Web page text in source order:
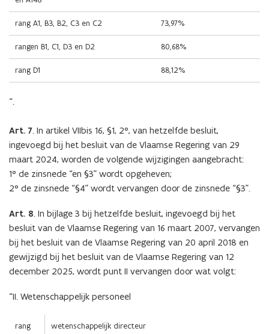
rang A1, B3, B2, C3 en C2 73,97%
rangen B1, C1, D3 en D2 80,68%
rang D1 88,12%
“.
Art. 7. In artikel VIIbis 16, §1, 2°, van hetzelfde besluit,
ingevoegd bij het besluit van de Vlaamse Regering van 29
maart 2024, worden de volgende wijzigingen aangebracht:
1° de zinsnede “en §3” wordt opgeheven;
2° de zinsnede “§4” wordt vervangen door de zinsnede “§3”.
Art. 8. In bijlage 3 bij hetzelfde besluit, ingevoegd bij het
besluit van de Vlaamse Regering van 16 maart 2007, vervangen
bij het besluit van de Vlaamse Regering van 20 april 2018 en
gewijzigd bij het besluit van de Vlaamse Regering van 12
december 2025, wordt punt II vervangen door wat volgt:
“II. Wetenschappelijk personeel
rang
wetenschappelijk directeur